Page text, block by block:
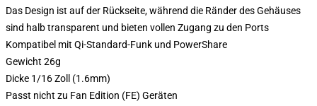
Das Design ist auf der Rückseite, während die Ränder des Gehäuses
sind halb transparent und bieten vollen Zugang zu den Ports
Kompatibel mit Qi-Standard-Funk und PowerShare
Gewicht 26g
Dicke 1/16 Zoll (1.6mm)
Passt nicht zu Fan Edition (FE) Geräten